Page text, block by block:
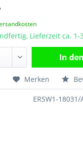
Lieferzeit ca. 1-
In den
Merken
ERSW1-18031/